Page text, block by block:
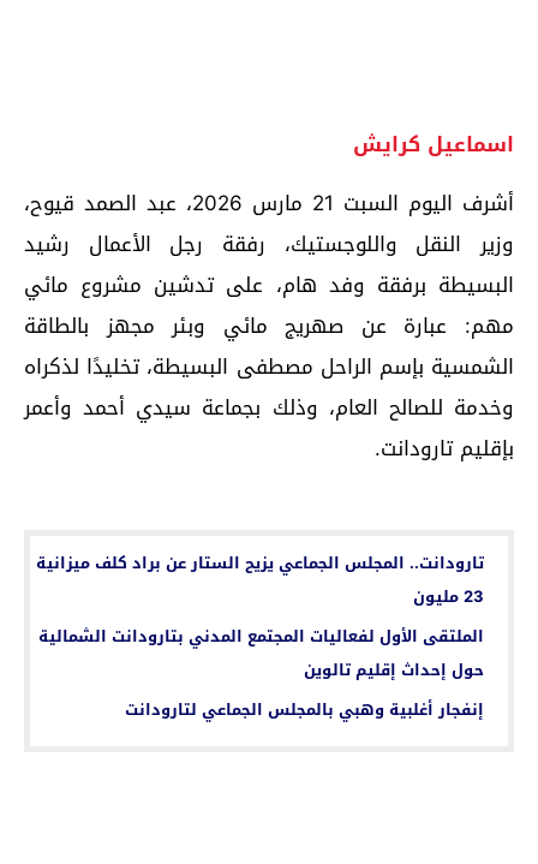
اسماعيل كرايش
أشرف اليوم السبت 21 مارس 2026، عبد الصمد قيوح،
وزير النقل واللوجستيك، رفقة رجل الأعمال رشيد
البسيطة برفقة وفد هام، على تدشين مشروع مائي
مهم: عبارة عن صهريج مائي وبئر مجهز بالطاقة
الشمسية بإسم الراحل مصطفى البسيطة، تخليدًا لذكراه
وخدمة للصالح العام، وذلك بجماعة سيدي أحمد وأعمر
بإقليم تارودانت.
تارودانت.. المجلس الجماعي يزيح الستار عن براد كلف ميزانية
23 مليون
الملتقى الأول لفعاليات المجتمع المدني بتارودانت الشمالية
حول إحداث إقليم تالوين
إنفجار أغلبية وهبي بالمجلس الجماعي لتارودانت